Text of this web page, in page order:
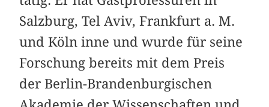
Salzburg, Tel Aviv, Frankfurt a. M.
und Köln inne und wurde für seine
Forschung bereits mit dem Preis
der Berlin-Brandenburgischen